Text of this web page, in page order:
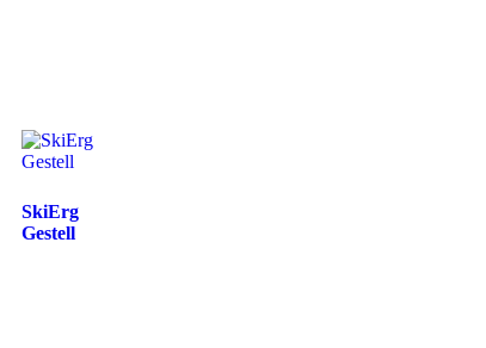
SkiErg
Gestell